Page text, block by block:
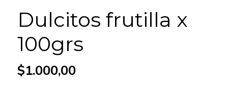
Dulcitos frutilla x
100grs
$1.000,00